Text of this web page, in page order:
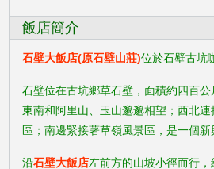
飯店簡介
石壁大飯店(原石壁山莊)位於石壁古坑
石壁位在古坑鄉草石壁，面積約四百公
東南和阿里山、玉山邈邈相望；西北
區；南邊緊接著草嶺風景區，是一個新
沿石壁大飯店左前方的山坡小徑而行